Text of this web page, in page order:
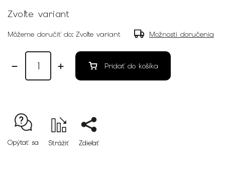
Zvoľte variant
Môžeme doručiť do: Zvoľte variant Možnosti doručenia
Pridať do košíka
Opýtať sa Strážiť Zdieľať